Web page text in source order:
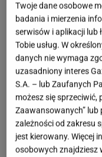
To
Twoje dane osobowe
badania i mierzenia
serwisów i aplikacji lub
Tobie usług. W
danych nie wymaga
uzasadniony interes
S.A. – lub Zaufanych
możesz się sprzeciwić,
Zaawansowanych”
zależności od zakresu
jest kierowany. Więcej
osobowych znajdziesz